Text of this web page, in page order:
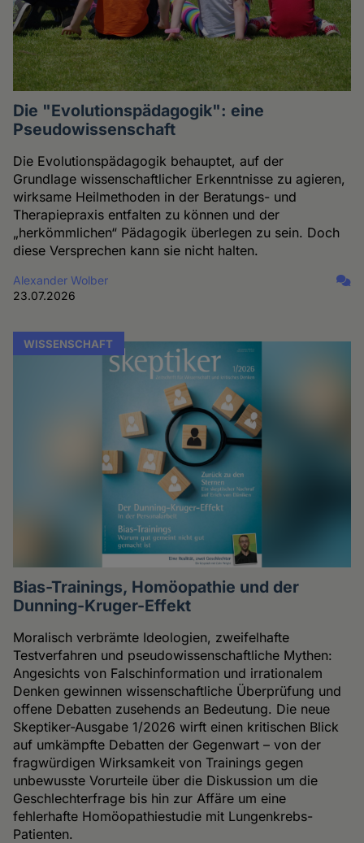
Die "Evolutionspädagogik": eine
Pseudowissenschaft
Die Evolutionspädagogik behauptet, auf der
Grundlage wissenschaftlicher Erkenntnisse zu agieren,
wirksame Heilmethoden in der Beratungs- und
Therapiepraxis entfalten zu können und der
„herkömmlichen“ Pädagogik überlegen zu sein. Doch
diese Versprechen kann sie nicht halten.
Alexander Wolber
23.07.2026
WISSENSCHAFT
Bias-Trainings, Homöopathie und der
Dunning-Kruger-Effekt
Moralisch verbrämte Ideologien, zweifelhafte
Testverfahren und pseudowissenschaftliche Mythen:
Angesichts von Falschinformation und irrationalem
Denken gewinnen wissenschaftliche Überprüfung und
offene Debatten zusehends an Bedeutung. Die neue
Skeptiker-Ausgabe 1/2026 wirft einen kritischen Blick
auf umkämpfte Debatten der Gegenwart – von der
fragwürdigen Wirksamkeit von Trainings gegen
unbewusste Vorurteile über die Diskussion um die
Geschlechterfrage bis hin zur Affäre um eine
fehlerhafte Homöopathiestudie mit Lungenkrebs-
Patienten.